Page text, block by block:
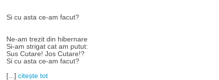
Si cu asta ce-am facut?
Ne-am trezit din hibernare
Si-am strigat cat am putut:
Sus Cutare! Jos Cutare!?
Si cu asta ce-am facut?
[...]citește tot